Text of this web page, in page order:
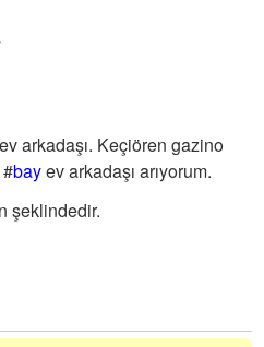
arkadaşı. Keçiören gazino
#bayev arkadaşı arıyorum.
şeklindedir.